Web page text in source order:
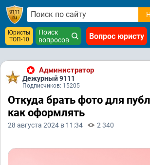
Юристы
ТОП-10
Поиск
вопросов
Вопрос юристу
Администратор
Дежурный 9111
Подписчиков: 15205
Откуда брать фото для
как оформлять
28 августа 2024 в 11:34 2 340